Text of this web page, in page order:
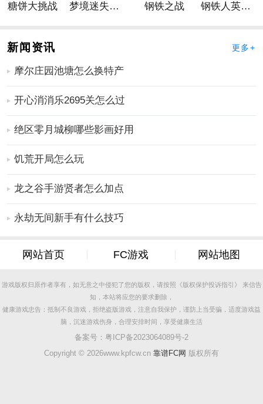
糖饼大挑战 梦境迷失星辰 钢铁之战 钢铁人英雄3D
新闻资讯 更多+
摩尔庄园池塘怎么换特产
开心消消乐2695关怎么过
绝区零月城柳哪些影画好用
饥荒开局怎么玩
龙之谷手游贤者怎么加点
永劫无间新手有什么技巧
网站首页 FC游戏 网站地图
游戏版权归原作者享有，如无意之中侵犯了您的版权，请按照《版权保护投诉指引》 来信告
知，本站将应您的要求删除，
健康游戏忠告：抵制不良游戏，拒绝盗版游戏，注意自我保护，谨防上当受骗，适度游戏益
脑，沉迷游戏伤身，合理安排时间，享受健康生活
备案号： 粤ICP备2023064089号-2
Copyright © 2026www.kpfcw.cn 靠谱FC网 版权所有